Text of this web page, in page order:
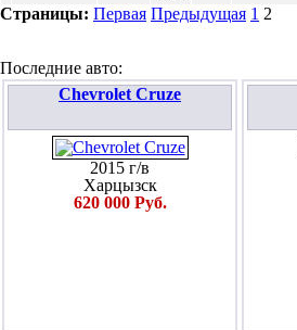
Страницы: Первая Предыдущая 1 2
Последние авто:
Chevrolet Cruze
2015 г/в
Харцызск
620 000 Руб.